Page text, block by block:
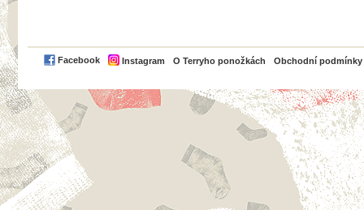
Facebook Instagram O Terryho ponožkách Obchodní podmínky
PayPal